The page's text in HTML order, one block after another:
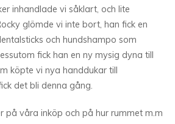
inhandlade vi såklart, och lite
glömde vi inte bort, han fick en
och hundshampo som
fick han en ny mysig dyna till
köpte vi nya handdukar till
det bli denna gång.
på våra inköp och på hur rummet m.m